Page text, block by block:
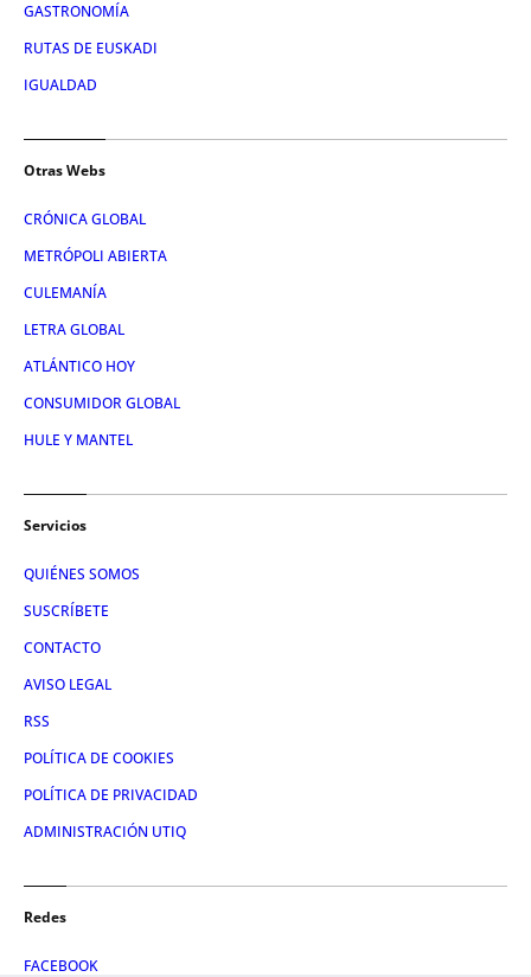
GASTRONOMÍA
RUTAS DE EUSKADI
IGUALDAD
Otras Webs
CRÓNICA GLOBAL
METRÓPOLI ABIERTA
CULEMANÍA
LETRA GLOBAL
ATLÁNTICO HOY
CONSUMIDOR GLOBAL
HULE Y MANTEL
Servicios
QUIÉNES SOMOS
SUSCRÍBETE
CONTACTO
AVISO LEGAL
RSS
POLÍTICA DE COOKIES
POLÍTICA DE PRIVACIDAD
ADMINISTRACIÓN UTIQ
Redes
FACEBOOK